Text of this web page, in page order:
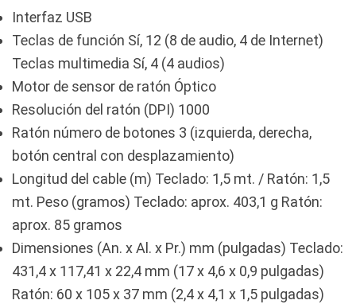
Interfaz USB
Teclas de función Sí, 12 (8 de audio, 4 de Internet)
Teclas multimedia Sí, 4 (4 audios)
Motor de sensor de ratón Óptico
Resolución del ratón (DPI) 1000
Ratón número de botones 3 (izquierda, derecha,
botón central con desplazamiento)
Longitud del cable (m) Teclado: 1,5 mt. / Ratón: 1,5
mt. Peso (gramos) Teclado: aprox. 403,1 g Ratón:
aprox. 85 gramos
Dimensiones (An. x Al. x Pr.) mm (pulgadas) Teclado:
431,4 x 117,41 x 22,4 mm (17 x 4,6 x 0,9 pulgadas)
Ratón: 60 x 105 x 37 mm (2,4 x 4,1 x 1,5 pulgadas)